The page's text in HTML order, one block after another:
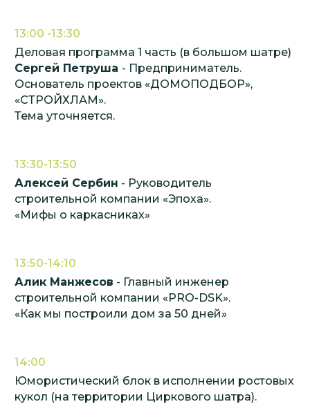
13:00 -13:30
Деловая программа 1 часть (в большом шатре)
Сергей Петруша - Предприниматель.
Основатель проектов «ДОМОПОДБОР»,
«СТРОЙХЛАМ».
Тема уточняется.
13:30-13:50
Алексей Сербин - Руководитель
строительной компании «Эпоха».
«Мифы о каркасниках»
13:50-14:10
Алик Манжесов - Главный инженер
строительной компании «PRO-DSK».
«Как мы построили дом за 50 дней»
14:00
Юмористический блок в исполнении ростовых
кукол (на территории Циркового шатра).
Для СМИ
Посетителям
Карта объектов ИЖС
federation@igsrus.ru
8(800)770-01-80
19/06/2026 — 12/07/2026
Будни 11:00 - 18:00
Выходные11:00 - 18:00
Московская обл., ГО Истра,
п. Алексино Forest Club
Политика обработки персональных данных